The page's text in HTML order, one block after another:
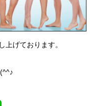
上げております。